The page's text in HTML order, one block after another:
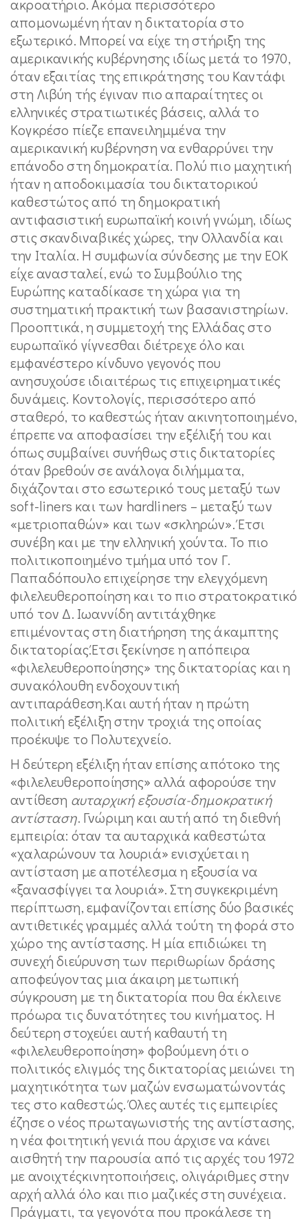
ακροατήριο. Ακόμα περισσότερο
απομονωμένη ήταν η δικτατορία στο
εξωτερικό. Μπορεί να είχε τη στήριξη της
αμερικανικής κυβέρνησης ιδίως μετά το 1970,
όταν εξαιτίας της επικράτησης του Καντάφι
στη Λιβύη τής έγιναν πιο απαραίτητες οι
ελληνικές στρατιωτικές βάσεις, αλλά το
Κογκρέσο πίεζε επανειλημμένα την
αμερικανική κυβέρνηση να ενθαρρύνει την
επάνοδο στη δημοκρατία. Πολύ πιο μαχητική
ήταν η αποδοκιμασία του δικτατορικού
καθεστώτος από τη δημοκρατική
αντιφασιστική ευρωπαϊκή κοινή γνώμη, ιδίως
στις σκανδιναβικές χώρες, την Ολλανδία και
την Ιταλία. Η συμφωνία σύνδεσης με την ΕΟΚ
είχε ανασταλεί, ενώ το Συμβούλιο της
Ευρώπης καταδίκασε τη χώρα για τη
συστηματική πρακτική των βασανιστηρίων.
Προοπτικά, η συμμετοχή της Ελλάδας στο
ευρωπαϊκό γίγνεσθαι διέτρεχε όλο και
εμφανέστερο κίνδυνο γεγονός που
ανησυχούσε ιδιαιτέρως τις επιχειρηματικές
δυνάμεις. Κοντολογίς, περισσότερο από
σταθερό, το καθεστώς ήταν ακινητοποιημένο,
έπρεπε να αποφασίσει την εξέλιξή του και
όπως συμβαίνει συνήθως στις δικτατορίες
όταν βρεθούν σε ανάλογα διλήμματα,
διχάζονται στο εσωτερικό τους μεταξύ των
soft-liners και των hardliners – μεταξύ των
«μετριοπαθών» και των «σκληρών». Έτσι
συνέβη και με την ελληνική χούντα. Το πιο
πολιτικοποιημένο τμήμα υπό τον Γ.
Παπαδόπουλο επιχείρησε την ελεγχόμενη
φιλελευθεροποίηση και το πιο στρατοκρατικό
υπό τον Δ. Ιωαννίδη αντιτάχθηκε
επιμένοντας στη διατήρηση της άκαμπτης
δικτατορίας.Έτσι ξεκίνησε η απόπειρα
«φιλελευθεροποίησης» της δικτατορίας και η
συνακόλουθη ενδοχουντική
αντιπαράθεση.Και αυτή ήταν η πρώτη
πολιτική εξέλιξη στην τροχιά της οποίας
προέκυψε το Πολυτεχνείο.
Η δεύτερη εξέλιξη ήταν επίσης απότοκο της
«φιλελευθεροποίησης» αλλά αφορούσε την
αντίθεση αυταρχική εξουσία-δημοκρατική
αντίσταση. Γνώριμη και αυτή από τη διεθνή
εμπειρία: όταν τα αυταρχικά καθεστώτα
«χαλαρώνουν τα λουριά» ενισχύεται η
αντίσταση με αποτέλεσμα η εξουσία να
«ξανασφίγγει τα λουριά». Στη συγκεκριμένη
περίπτωση, εμφανίζονται επίσης δύο βασικές
αντιθετικές γραμμές αλλά τούτη τη φορά στο
χώρο της αντίστασης. Η μία επιδιώκει τη
συνεχή διεύρυνση των περιθωρίων δράσης
αποφεύγοντας μια άκαιρη μετωπική
σύγκρουση με τη δικτατορία που θα έκλεινε
πρόωρα τις δυνατότητες του κινήματος. Η
δεύτερη στοχεύει αυτή καθαυτή τη
«φιλελευθεροποίηση» φοβούμενη ότι ο
πολιτικός ελιγμός της δικτατορίας μειώνει τη
μαχητικότητα των μαζών ενσωματώνοντάς
τες στο καθεστώς. Όλες αυτές τις εμπειρίες
έζησε ο νέος πρωταγωνιστής της αντίστασης,
η νέα φοιτητική γενιά που άρχισε να κάνει
αισθητή την παρουσία από τις αρχές του 1972
με ανοιχτέςκινητοποιήσεις, ολιγάριθμες στην
αρχή αλλά όλο και πιο μαζικές στη συνέχεια.
Πράγματι, τα γεγονότα που προκάλεσε τη